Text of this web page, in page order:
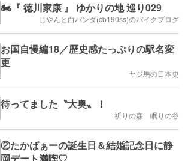
🏍️『 徳川家康 』 ゆかりの地 巡り029
じやんと白パンダ(cb190ss)のバイクブログ
お国自慢編18／歴史感たっぷりの駅名変
更
ヤジ馬の日本史
待ってました〝大奥〟！
祈りの森 眠りの谷
②たかばぁーの誕生日＆結婚記念日に静